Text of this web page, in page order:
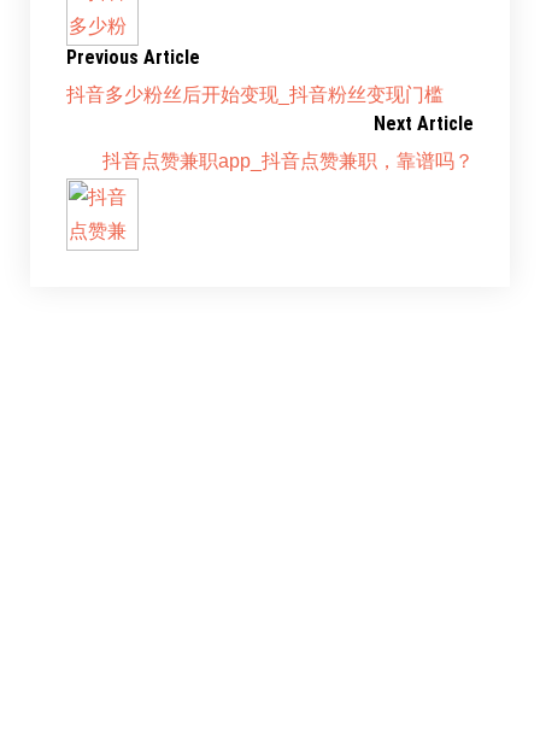
Previous Article
抖音多少粉丝后开始变现_抖音粉丝变现门槛
Next Article
抖音点赞兼职app_抖音点赞兼职，靠谱吗？